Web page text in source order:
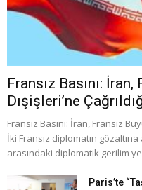
Fransız Basını:
Dışişleri’ne
Fransız Basını: İran, Fransız
İki Fransız diplomatın
arasındaki diplomatik gerilim
Paris’te